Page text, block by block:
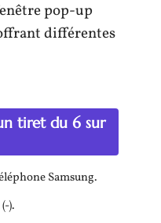
pop-up
différentes
tiret du 6 sur
Samsung.
).